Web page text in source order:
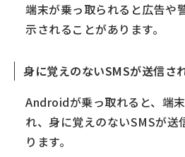
悪意のある第三者がAndroidを
偽サイトからアプリをインス
システムの脆弱性を悪用する
Google Playストアにある
ルさせる
Androidを乗っ取られた場合に
端末が乗っ取られると広告や
示されることがあります。
身に覚えのないSMSが送信さ
Androidが乗っ取れると、端
れ、身に覚えのないSMSが送
ります。